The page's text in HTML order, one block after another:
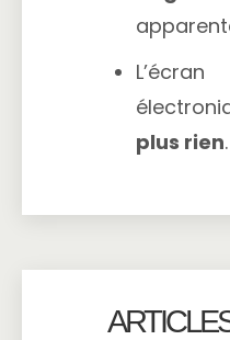
plus rien.